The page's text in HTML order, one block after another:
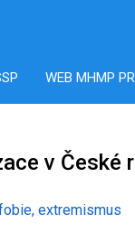
WEB MHMP
v České
extremismus